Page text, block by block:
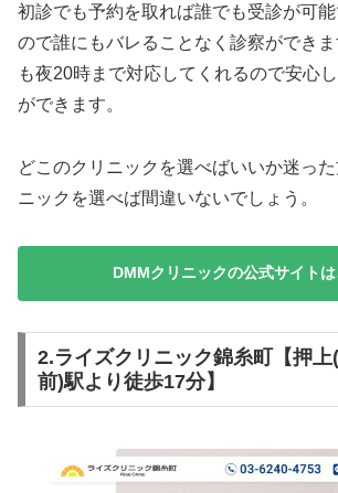
初診でも予約を取れば誰でも受診が可
ので誰にもバレることなく診察ができ
も夜20時まで対応してくれるので安心
ができます。
どこのクリニックを選べばいいか迷っ
ニックを選べば間違いないでしょう。
DMMクリニックの公式サイト
2.ライズクリニック錦糸町【押
前)駅より徒歩17分】